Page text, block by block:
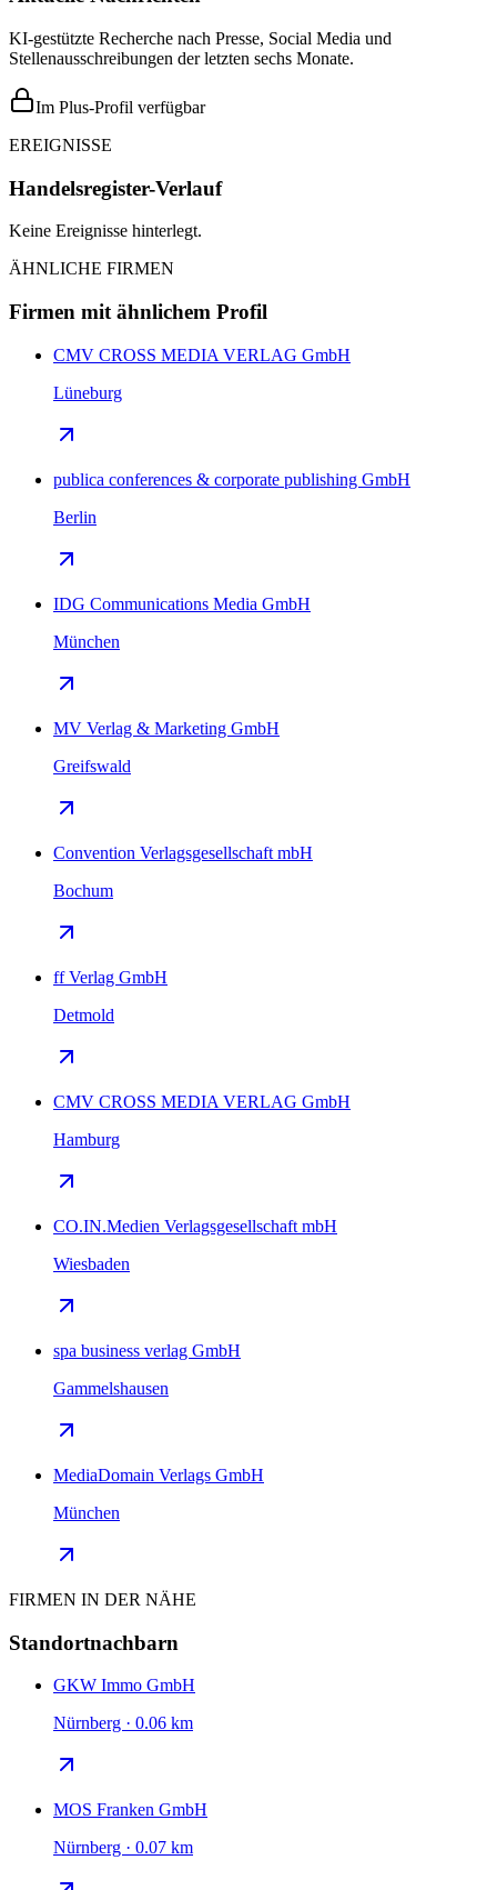
KI-gestützte Recherche nach Presse, Social Media und
Stellenausschreibungen der letzten sechs Monate.
Im Plus-Profil verfügbar
EREIGNISSE
Handelsregister-Verlauf
Keine Ereignisse hinterlegt.
ÄHNLICHE FIRMEN
Firmen mit ähnlichem Profil
CMV CROSS MEDIA VERLAG GmbH
Lüneburg
publica conferences & corporate publishing GmbH
Berlin
IDG Communications Media GmbH
München
MV Verlag & Marketing GmbH
Greifswald
Convention Verlagsgesellschaft mbH
Bochum
ff Verlag GmbH
Detmold
CMV CROSS MEDIA VERLAG GmbH
Hamburg
CO.IN.Medien Verlagsgesellschaft mbH
Wiesbaden
spa business verlag GmbH
Gammelshausen
MediaDomain Verlags GmbH
München
FIRMEN IN DER NÄHE
Standortnachbarn
GKW Immo GmbH
Nürnberg · 0.06 km
MOS Franken GmbH
Nürnberg · 0.07 km